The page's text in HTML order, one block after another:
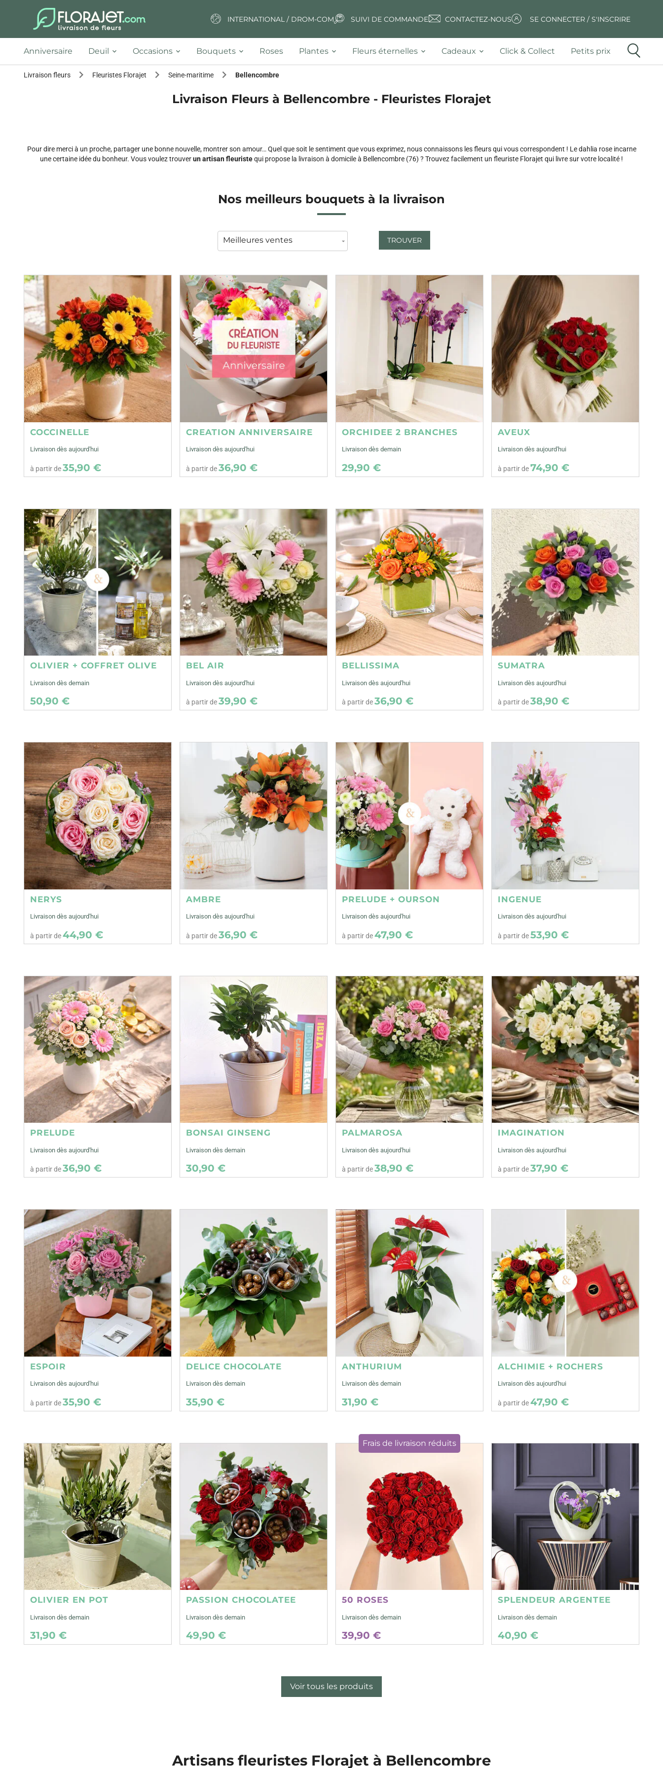
INTERNATIONAL / DROM-COM SUIVI DE COMMANDE CONTACTEZ-NOUS SE CONNECTER / S'INSCRIRE
Anniversaire Deuil Occasions Bouquets Roses Plantes Fleurs éternelles Cadeaux Click & Collect Petits prix
Livraison fleurs Fleuristes Florajet Seine-maritime Bellencombre
Livraison Fleurs à Bellencombre - Fleuristes Florajet
Pour dire merci à un proche, partager une bonne nouvelle, montrer son amour… Quel que soit le sentiment que vous exprimez, nous connaissons les fleurs qui vous correspondent ! Le dahlia rose incarne
une certaine idée du bonheur. Vous voulez trouverun artisan fleuristequi propose la livraison à domicile à Bellencombre (76) ? Trouvez facilement un fleuriste Florajet qui livre sur votre localité !
Nos meilleurs bouquets à la livraison
TROUVER
COCCINELLE
Livraison dès aujourd'hui
à partir de35,90 €
CREATION ANNIVERSAIRE
Livraison dès aujourd'hui
à partir de36,90 €
ORCHIDEE 2 BRANCHES
Livraison dès demain
29,90 €
AVEUX
Livraison dès aujourd'hui
à partir de74,90 €
OLIVIER + COFFRET OLIVE
Livraison dès demain
50,90 €
BEL AIR
Livraison dès aujourd'hui
à partir de39,90 €
BELLISSIMA
Livraison dès aujourd'hui
à partir de36,90 €
SUMATRA
Livraison dès aujourd'hui
à partir de38,90 €
NERYS
Livraison dès aujourd'hui
à partir de44,90 €
AMBRE
Livraison dès aujourd'hui
à partir de36,90 €
PRELUDE + OURSON
Livraison dès aujourd'hui
à partir de47,90 €
INGENUE
Livraison dès aujourd'hui
à partir de53,90 €
PRELUDE
Livraison dès aujourd'hui
à partir de36,90 €
BONSAI GINSENG
Livraison dès demain
30,90 €
PALMAROSA
Livraison dès aujourd'hui
à partir de38,90 €
IMAGINATION
Livraison dès aujourd'hui
à partir de37,90 €
ESPOIR
Livraison dès aujourd'hui
à partir de35,90 €
DELICE CHOCOLATE
Livraison dès demain
35,90 €
ANTHURIUM
Livraison dès demain
31,90 €
ALCHIMIE + ROCHERS
Livraison dès aujourd'hui
à partir de47,90 €
OLIVIER EN POT
Livraison dès demain
31,90 €
PASSION CHOCOLATEE
Livraison dès demain
49,90 €
Frais de livraison réduits
50 ROSES
Livraison dès demain
39,90 €
SPLENDEUR ARGENTEE
Livraison dès demain
40,90 €
Voir tous les produits
Artisans fleuristes Florajet à Bellencombre